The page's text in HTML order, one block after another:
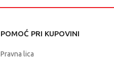
POMOĆ PRI KUPOVINI
Pravna lica